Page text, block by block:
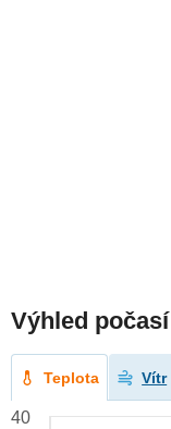
Výhled počasí
Teplota Vítr
40